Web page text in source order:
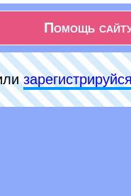
Помощь
зарeгиcтpируйся